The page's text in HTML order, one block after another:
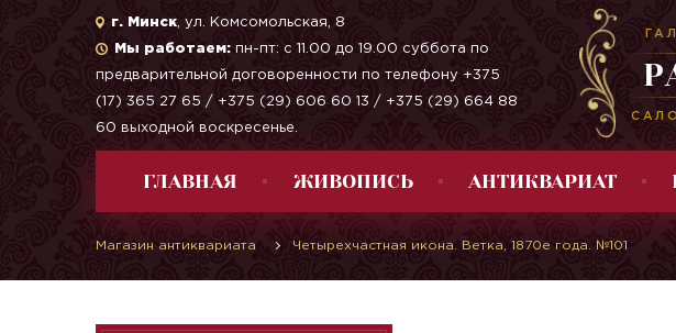
г. Минск , ул. Комсомольская, 8
Мы работаем: пн-пт: с 11.00 до 19.00 суббота по
предварительной договоренности по телефону +375
(17) 365 27 65 / +375 (29) 606 60 13 / +375 (29) 664 88
60 выходной воскресенье.
ГЛАВНАЯ ЖИВОПИСЬ АНТИКВАРИАТ
Магазин антиквариата Четырехчастная икона. Ветка, 1870е года. №101